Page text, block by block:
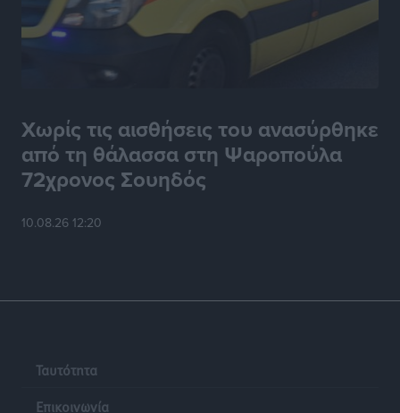
Χωρίς τις αισθήσεις του ανασύρθηκε
από τη θάλασσα στη Ψαροπούλα
72χρονος Σουηδός
10.08.26 12:20
Ταυτότητα
Επικοινωνία